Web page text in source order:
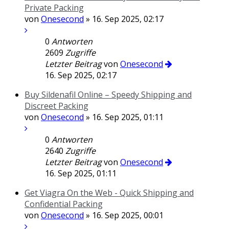
Private Packing
von Onesecond » 16. Sep 2025, 02:17
0 Antworten
2609 Zugriffe
Letzter Beitragvon Onesecond
16. Sep 2025, 02:17
Buy Sildenafil Online – Speedy Shipping and
Discreet Packing
von Onesecond » 16. Sep 2025, 01:11
0 Antworten
2640 Zugriffe
Letzter Beitragvon Onesecond
16. Sep 2025, 01:11
Get Viagra On the Web - Quick Shipping and
Confidential Packing
von Onesecond » 16. Sep 2025, 00:01